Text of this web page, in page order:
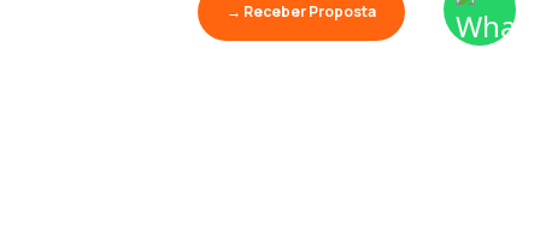
→ Receber Proposta